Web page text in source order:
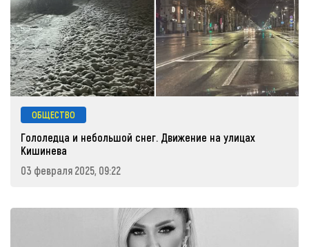
ОБЩЕСТВО
Гололедца и небольшой снег. Движение на улицах
Кишинева
03 февраля 2025, 09:22